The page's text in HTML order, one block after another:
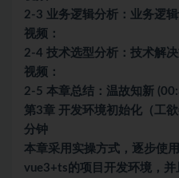
2-3 业务逻辑分析：业务逻
视频：
2-4 技术选型分析：技术解
视频：
2-5 本章总结：温故知新
第3章 开发环境初始化（工
分钟
本章采用实操方式，逐步使
vue3+ts的项目开发环境，